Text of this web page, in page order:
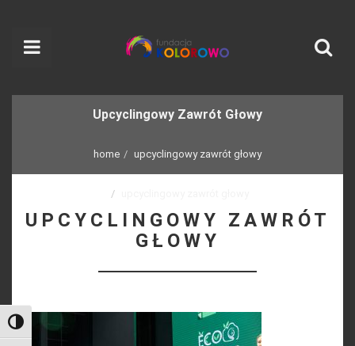
Toggle High Contrast
Upcyclingowy Zawrót Głowy
home upcyclingowy zawrót głowy
UPCYCLINGOWY ZAWRÓT
GŁOWY